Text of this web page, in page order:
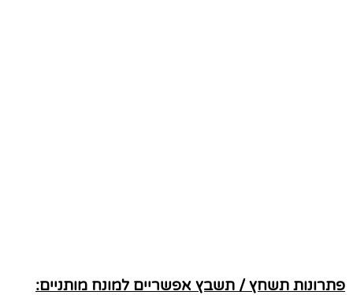
פתרונות תשחץ / תשבץ אפשריים למונח מותניים: